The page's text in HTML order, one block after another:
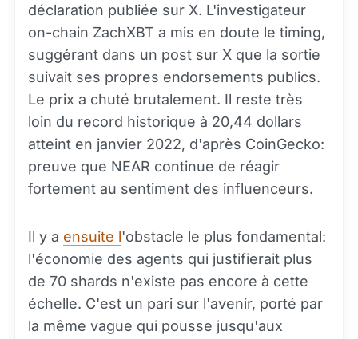
déclaration publiée sur X. L'investigateur
on-chain ZachXBT a mis en doute le timing,
suggérant dans un post sur X que la sortie
suivait ses propres endorsements publics.
Le prix a chuté brutalement. Il reste très
loin du record historique à 20,44 dollars
atteint en janvier 2022, d'après CoinGecko:
preuve que NEAR continue de réagir
fortement au sentiment des influenceurs.
Il y a ensuite l'obstacle le plus fondamental:
l'économie des agents qui justifierait plus
de 70 shards n'existe pas encore à cette
échelle. C'est un pari sur l'avenir, porté par
la même vague qui pousse jusqu'aux